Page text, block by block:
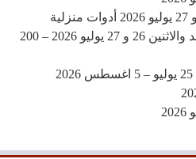
عروض رنين اليوم الاحد والاثنين 26 و 27 يوليو 2026 – 200